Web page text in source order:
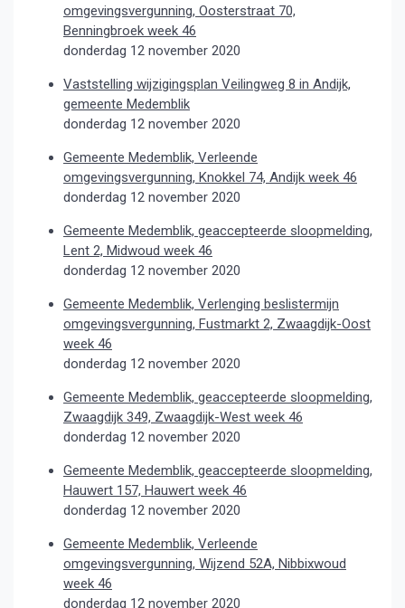
omgevingsvergunning, Oosterstraat 70,
Benningbroek week 46
donderdag 12 november 2020
Vaststelling wijzigingsplan Veilingweg 8 in Andijk,
gemeente Medemblik
donderdag 12 november 2020
Gemeente Medemblik, Verleende
omgevingsvergunning, Knokkel 74, Andijk week 46
donderdag 12 november 2020
Gemeente Medemblik, geaccepteerde sloopmelding,
Lent 2, Midwoud week 46
donderdag 12 november 2020
Gemeente Medemblik, Verlenging beslistermijn
omgevingsvergunning, Fustmarkt 2, Zwaagdijk-Oost
week 46
donderdag 12 november 2020
Gemeente Medemblik, geaccepteerde sloopmelding,
Zwaagdijk 349, Zwaagdijk-West week 46
donderdag 12 november 2020
Gemeente Medemblik, geaccepteerde sloopmelding,
Hauwert 157, Hauwert week 46
donderdag 12 november 2020
Gemeente Medemblik, Verleende
omgevingsvergunning, Wijzend 52A, Nibbixwoud
week 46
donderdag 12 november 2020